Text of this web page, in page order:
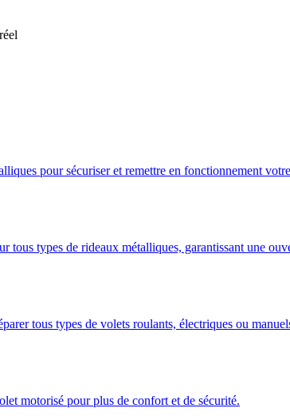
pour sécuriser et remettre en fonctionnement
tous types de rideaux métalliques, garantissant une
tous types de volets roulants, électriques ou
motorisé pour plus de confort et de sécurité.